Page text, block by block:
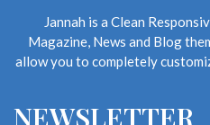
Jannah is a Clean
Magazine, News and Blog
allow you to completely
NEWSLETTER